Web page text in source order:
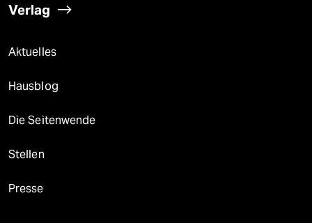
Verlag
Aktuelles
Hausblog
Die Seitenwende
Stellen
Presse